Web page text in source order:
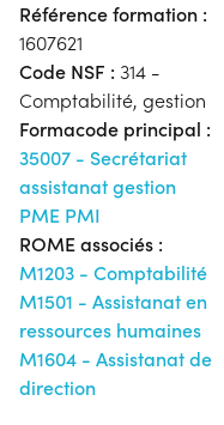
Référence formation :
1607621
Code NSF : 314 -
Comptabilité, gestion
Formacode principal :
35007 - Secrétariat
assistanat gestion
PME PMI
ROME associés :
M1203 - Comptabilité
M1501 - Assistanat en
ressources humaines
M1604 - Assistanat de
direction